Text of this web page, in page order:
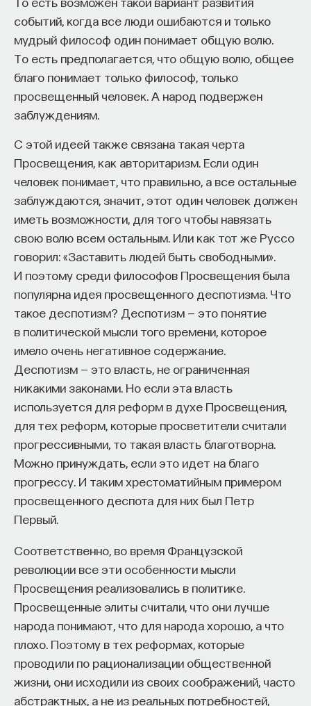
событий, когда все люди ошибаются и только
мудрый философ один понимает общую волю.
То есть предполагается, что общую волю, общее
благо понимает только философ, только
просвещенный человек. А народ подвержен
заблуждениям.
С этой идеей также связана такая черта
Просвещения, как авторитаризм. Если один
человек понимает, что правильно, а все остальные
заблуждаются, значит, этот один человек должен
иметь возможности, для того чтобы навязать
свою волю всем остальным. Или как тот же Руссо
говорил: «Заставить людей быть свободными».
И поэтому среди философов Просвещения была
популярна идея просвещенного деспотизма. Что
такое деспотизм? Деспотизм — это понятие
в политической мысли того времени, которое
имело очень негативное содержание.
Деспотизм — это власть, не ограниченная
никакими законами. Но если эта власть
используется для реформ в духе Просвещения,
для тех реформ, которые просветители считали
прогрессивными, то такая власть благотворна.
Можно принуждать, если это идет на благо
прогрессу. И таким хрестоматийным примером
просвещенного деспота для них был Петр
Первый.
Соответственно, во время Французской
революции все эти особенности мысли
Просвещения реализовались в политике.
Просвещенные элиты считали, что они лучше
народа понимают, что для народа хорошо, а что
плохо. Поэтому в тех реформах, которые
проводили по рационализации общественной
жизни, они исходили из своих соображений, часто
абстрактных, а не из реальных потребностей,
Внеси свой вклад в дело
ПОДДЕРЖАТЬ ПОСТНАУКУ